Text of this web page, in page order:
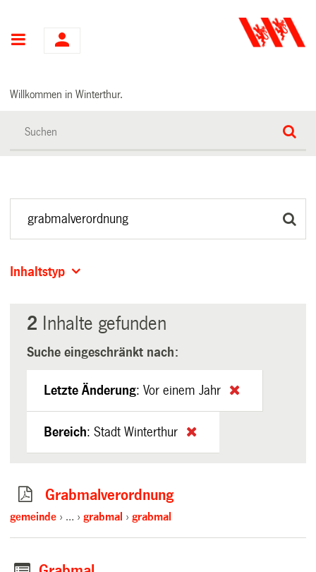
Hauptnavigation
Willkommen in Winterthur.
Inhaltstyp
2 Inhalte gefunden
Suche eingeschränkt nach:
Letzte Änderung:Vor einem Jahr
Bereich:Stadt Winterthur
Grabmalverordnung
gemeinde … grabmal grabmal